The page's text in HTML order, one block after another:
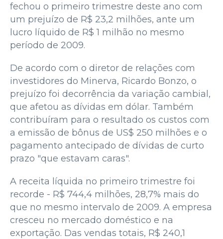
fechou o primeiro trimestre deste ano com
um prejuízo de R$ 23,2 milhões, ante um
lucro líquido de R$ 1 milhão no mesmo
período de 2009.
De acordo com o diretor de relações com
investidores do Minerva, Ricardo Bonzo, o
prejuízo foi decorrência da variação cambial,
que afetou as dívidas em dólar. Também
contribuíram para o resultado os custos com
a emissão de bônus de US$ 250 milhões e o
pagamento antecipado de dívidas de curto
prazo "que estavam caras".
A receita líquida no primeiro trimestre foi
recorde - R$ 744,4 milhões, 28,7% mais do
que no mesmo intervalo de 2009. A empresa
cresceu no mercado doméstico e na
exportação. Das vendas totais, R$ 240,1